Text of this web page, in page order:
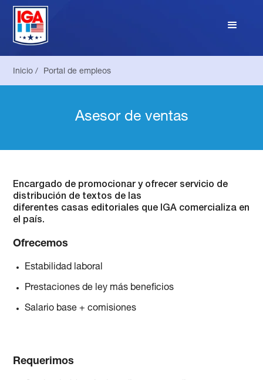
Inicio / Portal de empleos
Asesor de ventas
Encargado de promocionar y ofrecer servicio de
distribución de textos de las
diferentes casas editoriales que IGA comercializa en
el país.
Ofrecemos
Estabilidad laboral
Prestaciones de ley más beneficios
Salario base + comisiones
Requerimos